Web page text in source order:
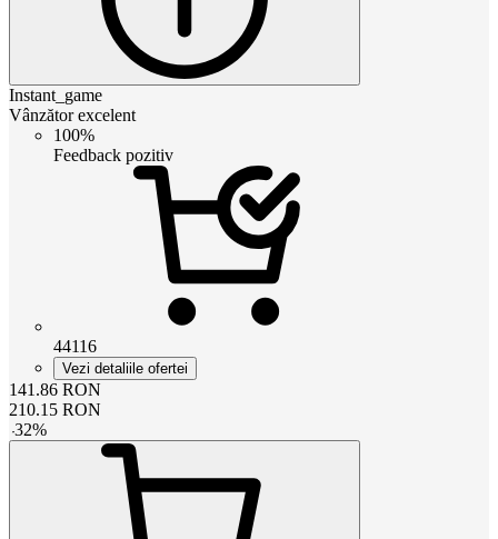
Instant_game
Vânzător excelent
100%
Feedback pozitiv
44116
Vezi detaliile ofertei
141.86 RON
210.15 RON
-32%